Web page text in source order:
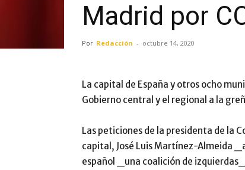
Madrid por
Por Redacción - octubre 14, 2020
La capital de España y otros ocho
Gobierno central y el regional a la
Las peticiones de la presidenta de la
capital, José Luis Martínez-Almeida
español _una coalición de